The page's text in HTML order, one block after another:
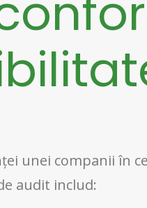
unei companii în
audit includ: